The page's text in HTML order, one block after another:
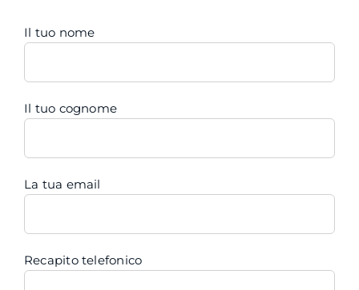
Il tuo nome
Il tuo cognome
La tua email
Recapito telefonico